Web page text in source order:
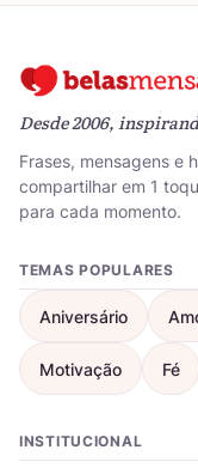
Desde 2006,
Frases, mensagens e
compartilhar em 1
para cada momento.
TEMAS POPULARES
Aniversário
Motivação Fé
INSTITUCIONAL